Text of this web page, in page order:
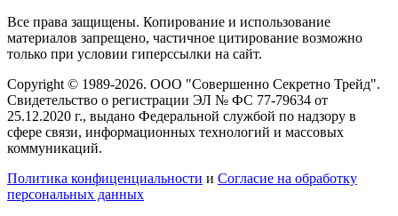
Все права защищены. Копирование и использование
материалов запрещено, частичное цитирование возможно
только при условии гиперссылки на сайт.
Copyright © 1989-2026. ООО "Совершенно Секретно Трейд".
Свидетельство о регистрации ЭЛ № ФС 77-79634 от
25.12.2020 г., выдано Федеральной службой по надзору в
сфере связи, информационных технологий и массовых
коммуникаций.
Политика конфиценциальности и Согласие на обработку
персональных данных